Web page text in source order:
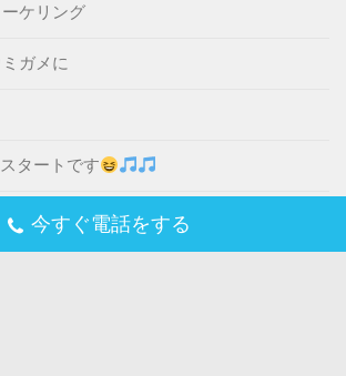
ケリング
ガメに
タートです
今すぐ電話をする